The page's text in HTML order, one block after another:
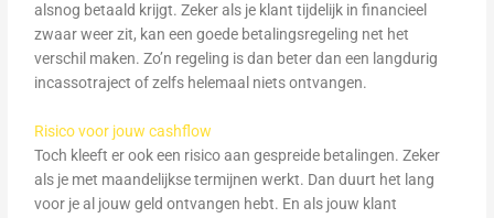
alsnog betaald krijgt. Zeker als je klant tijdelijk in financieel
zwaar weer zit, kan een goede betalingsregeling net het
verschil maken. Zo’n regeling is dan beter dan een langdurig
incassotraject of zelfs helemaal niets ontvangen.
Risico voor jouw cashflow
Toch kleeft er ook een risico aan gespreide betalingen. Zeker
als je met maandelijkse termijnen werkt. Dan duurt het lang
voor je al jouw geld ontvangen hebt. En als jouw klant